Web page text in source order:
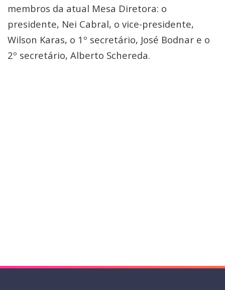
membros da atual Mesa Diretora: o
presidente, Nei Cabral, o vice-presidente,
Wilson Karas, o 1º secretário, José Bodnar e o
2º secretário, Alberto Schereda.